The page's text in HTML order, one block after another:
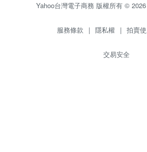
Yahoo台灣電子商務 版權所有 ©
服務條款 | 隱私權 | 拍賣
交易安全